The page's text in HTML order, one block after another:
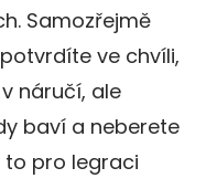
Samozřejmě
ve chvíli,
náručí, ale
baví a neberete
to pro legraci